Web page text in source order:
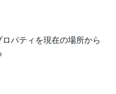
パティを現在の場所から